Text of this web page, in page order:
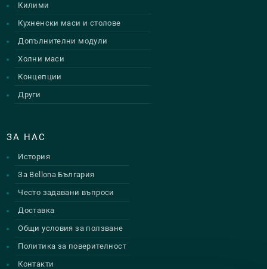
Килими
Кухненски маси и столове
Допълнителни модули
Холни маси
Концепции
Други
ЗА НАС
История
За Bellona България
Често задавани въпроси
Доставка
Общи условия за ползване
Политика за поверителност
Контакти